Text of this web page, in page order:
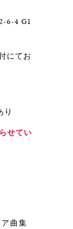
4 G1
にてお
り
せてい
曲集